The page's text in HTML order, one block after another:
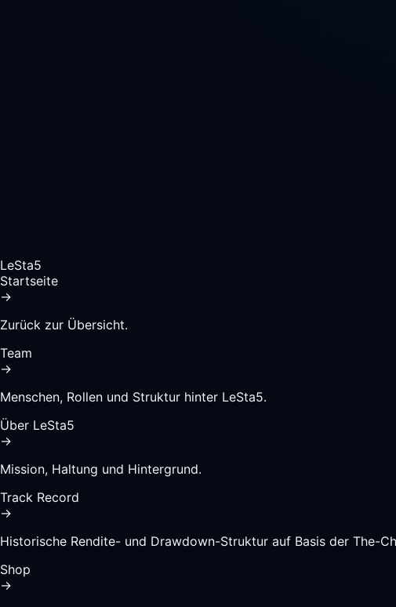
LeSta5
Startseite
→
Zurück zur Übersicht.
Team
→
Menschen, Rollen und Struktur hinter LeSta5.
Über LeSta5
→
Mission, Haltung und Hintergrund.
Track Record
→
Historische Rendite- und Drawdown-Struktur auf Basis der The-
Shop
→